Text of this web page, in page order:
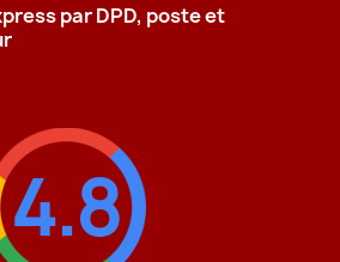
par DPD, poste et
4.8